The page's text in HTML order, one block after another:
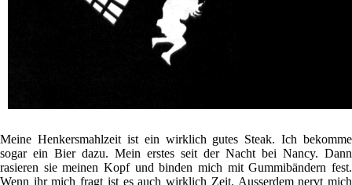
Meine Henkersmahlzeit ist ein wirklich gutes Steak. Ich bekomme
sogar ein Bier dazu. Mein erstes seit der Nacht bei Nancy. Dann
rasieren sie meinen Kopf und binden mich mit Gummibändern fest.
Wenn ihr mich fragt ist es auch wirklich Zeit. Ausserdem nervt mich